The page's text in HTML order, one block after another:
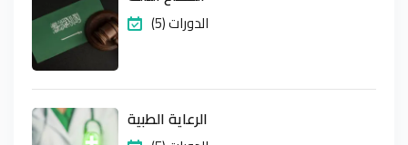
(5) الدورات
الرعاية الطبية